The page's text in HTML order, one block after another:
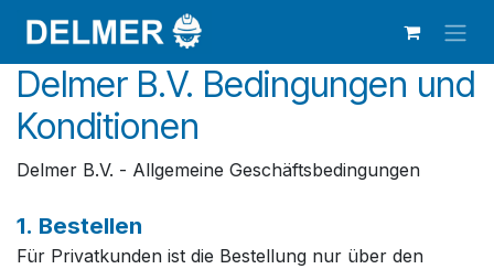
Delmer B.V. Bedingungen und
Konditionen
Delmer B.V. - Allgemeine Geschäftsbedingungen
1. Bestellen
Für Privatkunden ist die Bestellung nur über den